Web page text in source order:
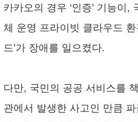
카카오의 경우 ‘인증’ 기능이,
체 운영 프라이빗 클라우드 환
드’가 장애를 일으켰다.
다만, 국민의 공공 서비스를
관에서 발생한 사고인 만큼